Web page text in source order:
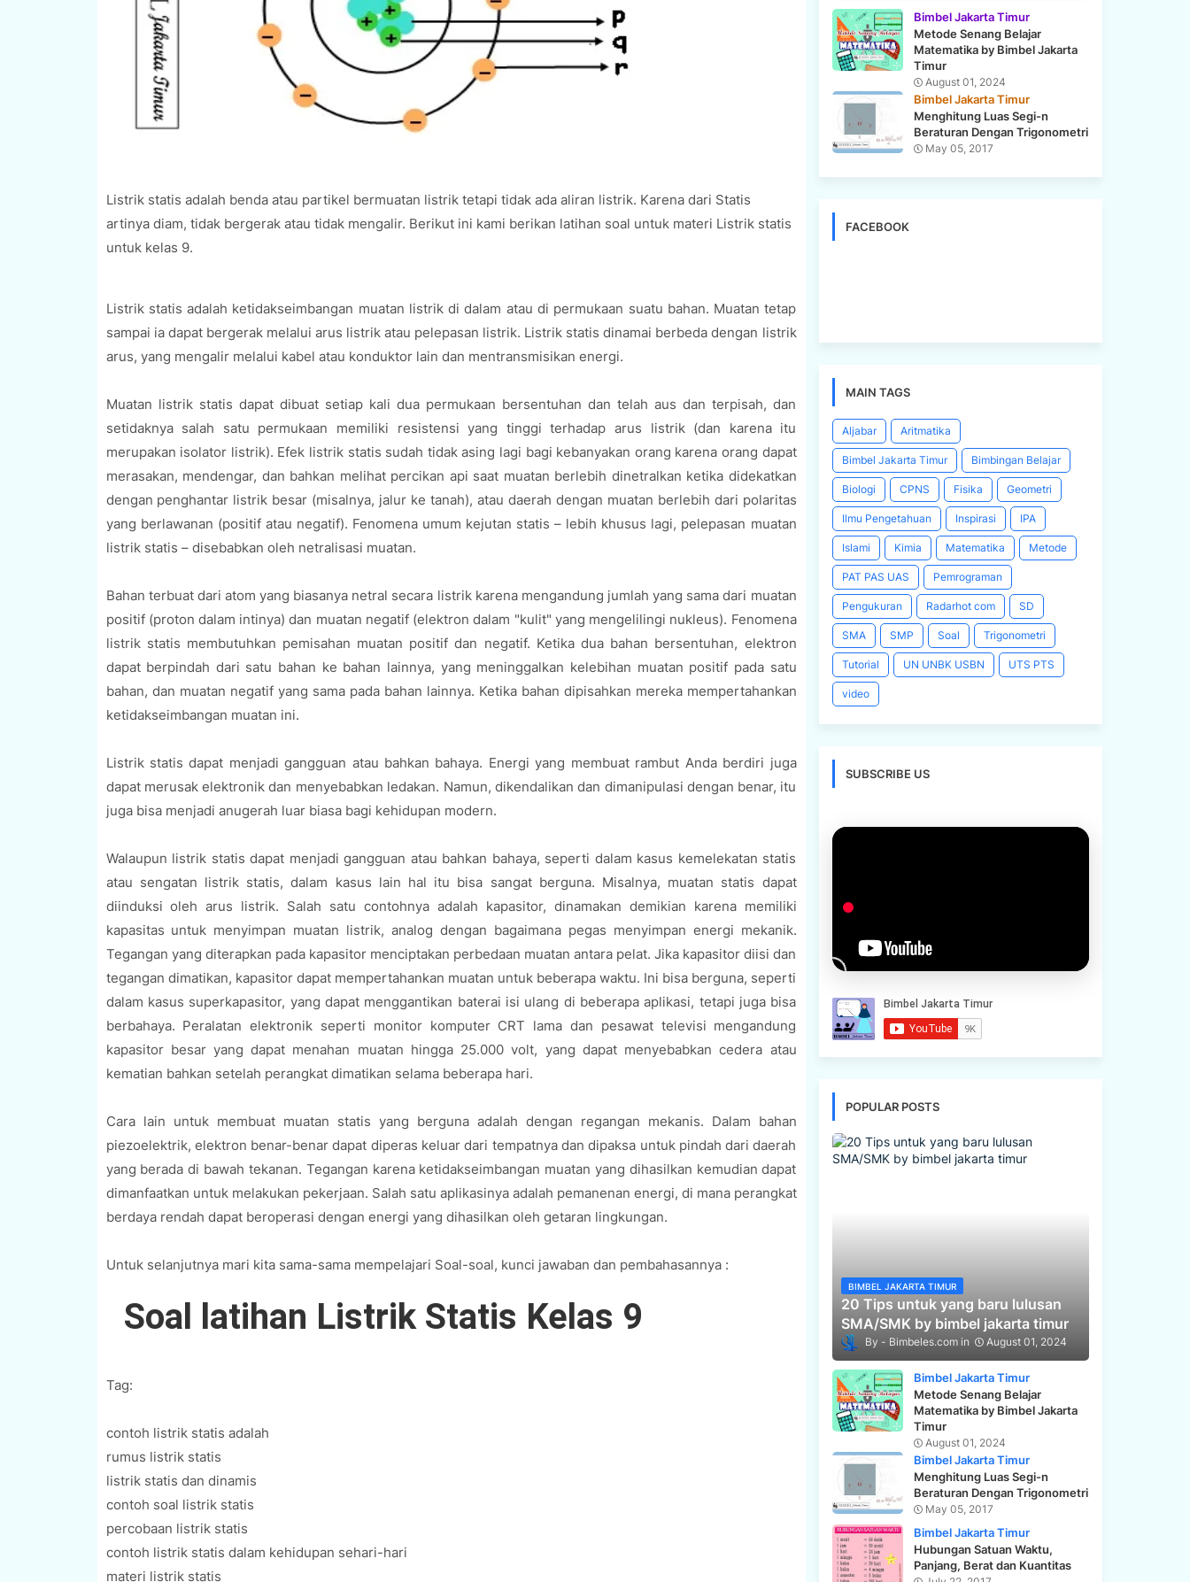
Listrik statis adalah benda atau partikel bermuatan listrik tetapi tidak ada aliran listrik. Karena dari Statis
artinya diam, tidak bergerak atau tidak mengalir. Berikut ini kami berikan latihan soal untuk materi Listrik statis
untuk kelas 9.
Listrik statis adalah ketidakseimbangan muatan listrik di dalam atau di permukaan suatu bahan. Muatan tetap
sampai ia dapat bergerak melalui arus listrik atau pelepasan listrik. Listrik statis dinamai berbeda dengan listrik
arus, yang mengalir melalui kabel atau konduktor lain dan mentransmisikan energi.
Muatan listrik statis dapat dibuat setiap kali dua permukaan bersentuhan dan telah aus dan terpisah, dan
setidaknya salah satu permukaan memiliki resistensi yang tinggi terhadap arus listrik (dan karena itu
merupakan isolator listrik). Efek listrik statis sudah tidak asing lagi bagi kebanyakan orang karena orang dapat
merasakan, mendengar, dan bahkan melihat percikan api saat muatan berlebih dinetralkan ketika didekatkan
dengan penghantar listrik besar (misalnya, jalur ke tanah), atau daerah dengan muatan berlebih dari polaritas
yang berlawanan (positif atau negatif). Fenomena umum kejutan statis – lebih khusus lagi, pelepasan muatan
listrik statis – disebabkan oleh netralisasi muatan.
Bahan terbuat dari atom yang biasanya netral secara listrik karena mengandung jumlah yang sama dari muatan
positif (proton dalam intinya) dan muatan negatif (elektron dalam "kulit" yang mengelilingi nukleus). Fenomena
listrik statis membutuhkan pemisahan muatan positif dan negatif. Ketika dua bahan bersentuhan, elektron
dapat berpindah dari satu bahan ke bahan lainnya, yang meninggalkan kelebihan muatan positif pada satu
bahan, dan muatan negatif yang sama pada bahan lainnya. Ketika bahan dipisahkan mereka mempertahankan
ketidakseimbangan muatan ini.
Listrik statis dapat menjadi gangguan atau bahkan bahaya. Energi yang membuat rambut Anda berdiri juga
dapat merusak elektronik dan menyebabkan ledakan. Namun, dikendalikan dan dimanipulasi dengan benar, itu
juga bisa menjadi anugerah luar biasa bagi kehidupan modern.
Walaupun listrik statis dapat menjadi gangguan atau bahkan bahaya, seperti dalam kasus kemelekatan statis
atau sengatan listrik statis, dalam kasus lain hal itu bisa sangat berguna. Misalnya, muatan statis dapat
diinduksi oleh arus listrik. Salah satu contohnya adalah kapasitor, dinamakan demikian karena memiliki
kapasitas untuk menyimpan muatan listrik, analog dengan bagaimana pegas menyimpan energi mekanik.
Tegangan yang diterapkan pada kapasitor menciptakan perbedaan muatan antara pelat. Jika kapasitor diisi dan
tegangan dimatikan, kapasitor dapat mempertahankan muatan untuk beberapa waktu. Ini bisa berguna, seperti
dalam kasus superkapasitor, yang dapat menggantikan baterai isi ulang di beberapa aplikasi, tetapi juga bisa
berbahaya. Peralatan elektronik seperti monitor komputer CRT lama dan pesawat televisi mengandung
kapasitor besar yang dapat menahan muatan hingga 25.000 volt, yang dapat menyebabkan cedera atau
kematian bahkan setelah perangkat dimatikan selama beberapa hari.
Cara lain untuk membuat muatan statis yang berguna adalah dengan regangan mekanis. Dalam bahan
piezoelektrik, elektron benar-benar dapat diperas keluar dari tempatnya dan dipaksa untuk pindah dari daerah
yang berada di bawah tekanan. Tegangan karena ketidakseimbangan muatan yang dihasilkan kemudian dapat
dimanfaatkan untuk melakukan pekerjaan. Salah satu aplikasinya adalah pemanenan energi, di mana perangkat
berdaya rendah dapat beroperasi dengan energi yang dihasilkan oleh getaran lingkungan.
Untuk selanjutnya mari kita sama-sama mempelajari Soal-soal, kunci jawaban dan pembahasannya :
Soal latihan Listrik Statis Kelas 9
Tag:
contoh listrik statis adalah
rumus listrik statis
listrik statis dan dinamis
contoh soal listrik statis
percobaan listrik statis
contoh listrik statis dalam kehidupan sehari-hari
materi listrik statis
Bimbel Jakarta Timur
Metode Senang Belajar
Matematika by Bimbel Jakarta
Timur
August 01, 2024
Bimbel Jakarta Timur
Menghitung Luas Segi-n
Beraturan Dengan Trigonometri
May 05, 2017
FACEBOOK
MAIN TAGS
Aljabar Aritmatika
Bimbel Jakarta Timur Bimbingan Belajar
Biologi CPNS Fisika Geometri
Ilmu Pengetahuan Inspirasi IPA
Islami Kimia Matematika Metode
PAT PAS UAS Pemrograman
Pengukuran Radarhot com SD
SMA SMP Soal Trigonometri
Tutorial UN UNBK USBN UTS PTS
video
SUBSCRIBE US
POPULAR POSTS
BIMBEL JAKARTA TIMUR
20 Tips untuk yang baru lulusan
SMA/SMK by bimbel jakarta timur
Bimbeles.com August 01, 2024
Bimbel Jakarta Timur
Metode Senang Belajar
Matematika by Bimbel Jakarta
Timur
August 01, 2024
Bimbel Jakarta Timur
Menghitung Luas Segi-n
Beraturan Dengan Trigonometri
May 05, 2017
Bimbel Jakarta Timur
Hubungan Satuan Waktu,
Panjang, Berat dan Kuantitas